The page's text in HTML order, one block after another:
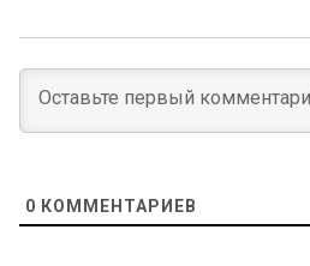
0 КОММЕНТАРИЕВ